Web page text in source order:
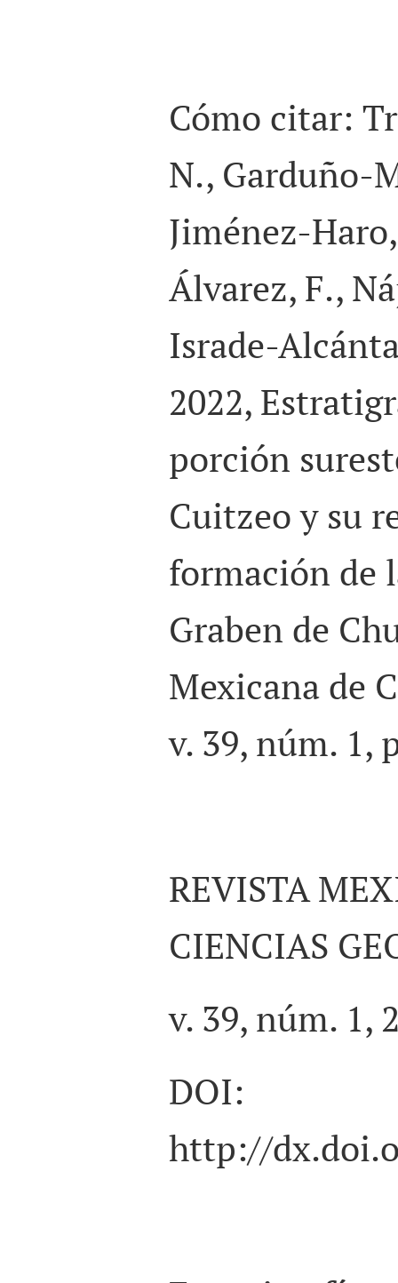
Cómo citar:
N., Garduño-
Jiménez-
Álvarez, F.,
Israde-
2022,
porción
Cuitzeo y su
formación de
Graben de
Mexicana de
v. 39, núm. 1,
REVISTA
CIENCIAS
v. 39, núm. 1,
DOI:
http://